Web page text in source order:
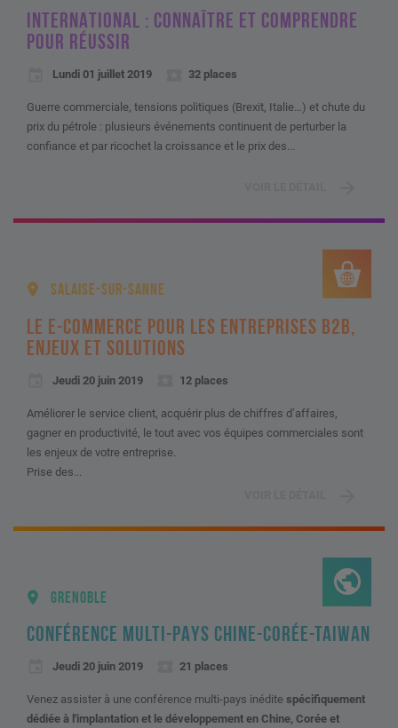
INTERNATIONAL : CONNAÎTRE ET COMPRENDRE
POUR RÉUSSIR
Lundi 01 juillet 2019 32 places
Guerre commerciale, tensions politiques (Brexit, Italie…) et chute du
prix du pétrole : plusieurs événements continuent de perturber la
confiance et par ricochet la croissance et le prix des...
SALAISE-SUR-SANNE
LE E-COMMERCE POUR LES ENTREPRISES B2B,
ENJEUX ET SOLUTIONS
Jeudi 20 juin 2019 12 places
Améliorer le service client, acquérir plus de chiffres d’affaires,
gagner en productivité, le tout avec vos équipes commerciales sont
les enjeux de votre entreprise.
Prise des...
GRENOBLE
CONFÉRENCE MULTI-PAYS CHINE-CORÉE-TAIWAN
Jeudi 20 juin 2019 21 places
Venez assister à une conférence multi-pays inédite spécifiquement
dédiée à l'implantation et le développement en Chine, Corée et